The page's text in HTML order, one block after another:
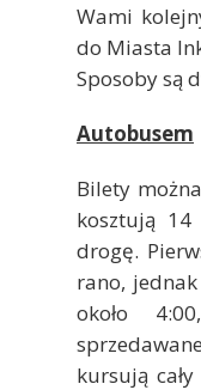
Wami
do Miasta
Sposoby są
Autobusem
Bilety
kosztują
drogę.
rano,
około
kursują